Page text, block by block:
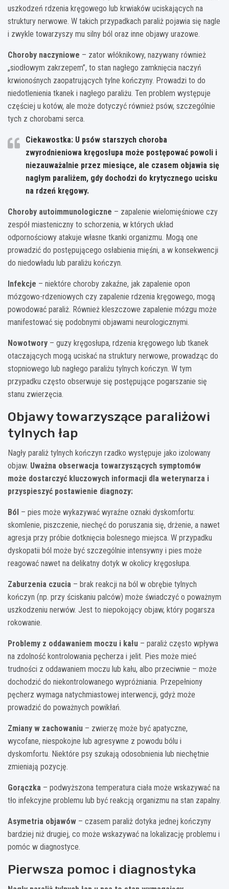
uszkodzeń rdzenia kręgowego lub krwiaków uciskających na
struktury nerwowe. W takich przypadkach paraliż pojawia się nagle
i zwykle towarzyszy mu silny ból oraz inne objawy urazowe.
Choroby naczyniowe – zator włóknikowy, nazywany również
„siodłowym zakrzepem”, to stan nagłego zamknięcia naczyń
krwionośnych zaopatrujących tylne kończyny. Prowadzi to do
niedotlenienia tkanek i nagłego paraliżu. Ten problem występuje
częściej u kotów, ale może dotyczyć również psów, szczególnie
tych z chorobami serca.
Ciekawostka: U psów starszych choroba
zwyrodnieniowa kręgosłupa może postępować powoli i
niezauważalnie przez miesiące, ale czasem objawia się
nagłym paraliżem, gdy dochodzi do krytycznego ucisku
na rdzeń kręgowy.
Choroby autoimmunologiczne – zapalenie wielomięśniowe czy
zespół miasteniczny to schorzenia, w których układ
odpornościowy atakuje własne tkanki organizmu. Mogą one
prowadzić do postępującego osłabienia mięśni, a w konsekwencji
do niedowładu lub paraliżu kończyn.
Infekcje – niektóre choroby zakaźne, jak zapalenie opon
mózgowo-rdzeniowych czy zapalenie rdzenia kręgowego, mogą
powodować paraliż. Również kleszczowe zapalenie mózgu może
manifestować się podobnymi objawami neurologicznymi.
Nowotwory – guzy kręgosłupa, rdzenia kręgowego lub tkanek
otaczających mogą uciskać na struktury nerwowe, prowadząc do
stopniowego lub nagłego paraliżu tylnych kończyn. W tym
przypadku często obserwuje się postępujące pogarszanie się
stanu zwierzęcia.
Objawy towarzyszące paraliżowi
tylnych łap
Nagły paraliż tylnych kończyn rzadko występuje jako izolowany
objaw. Uważna obserwacja towarzyszących symptomów
może dostarczyć kluczowych informacji dla weterynarza i
przyspieszyć postawienie diagnozy:
Ból – pies może wykazywać wyraźne oznaki dyskomfortu:
skomlenie, piszczenie, niechęć do poruszania się, drżenie, a nawet
agresja przy próbie dotknięcia bolesnego miejsca. W przypadku
dyskopatii ból może być szczególnie intensywny i pies może
reagować nawet na delikatny dotyk w okolicy kręgosłupa.
Zaburzenia czucia – brak reakcji na ból w obrębie tylnych
kończyn (np. przy ściskaniu palców) może świadczyć o poważnym
uszkodzeniu nerwów. Jest to niepokojący objaw, który pogarsza
rokowanie.
Problemy z oddawaniem moczu i kału – paraliż często wpływa
na zdolność kontrolowania pęcherza i jelit. Pies może mieć
trudności z oddawaniem moczu lub kału, albo przeciwnie – może
dochodzić do niekontrolowanego wypróżniania. Przepełniony
pęcherz wymaga natychmiastowej interwencji, gdyż może
prowadzić do poważnych powikłań.
Zmiany w zachowaniu – zwierzę może być apatyczne,
wycofane, niespokojne lub agresywne z powodu bólu i
dyskomfortu. Niektóre psy szukają odosobnienia lub niechętnie
zmieniają pozycję.
Gorączka – podwyższona temperatura ciała może wskazywać na
tło infekcyjne problemu lub być reakcją organizmu na stan zapalny.
Asymetria objawów – czasem paraliż dotyka jednej kończyny
bardziej niż drugiej, co może wskazywać na lokalizację problemu i
pomóc w diagnostyce.
Pierwsza pomoc i diagnostyka